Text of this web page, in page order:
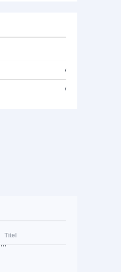
/
/
Titel